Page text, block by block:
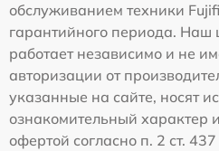
обслуживанием техники
гарантийного периода. Наш
работает независимо и не
авторизации от
указанные на сайте, носят
ознакомительный характер
офертой согласно п. 2 ст.